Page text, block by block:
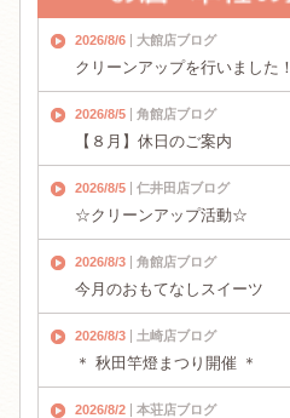
2026/8/6 大館店ブログ
クリーンアップを行いました！
2026/8/5 角館店ブログ
【８月】休日のご案内
2026/8/5 仁井田店ブログ
☆クリーンアップ活動☆
2026/8/3 角館店ブログ
今月のおもてなしスイーツ
2026/8/3 土崎店ブログ
＊ 秋田竿燈まつり開催 ＊
2026/8/2 本荘店ブログ